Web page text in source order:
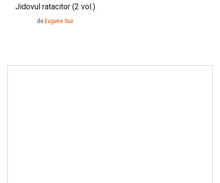
Jidovul ratacitor (2 vol.)
de Eugene Sue